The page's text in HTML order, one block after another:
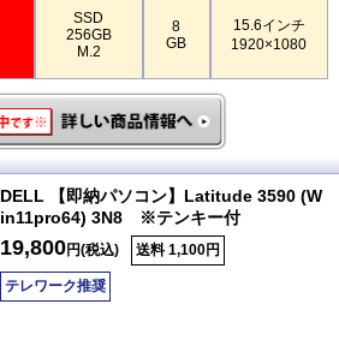
SSD
256GB
M.2
8
GB
15.6インチ
1920×1080
DELL 【即納パソコン】Latitude 3590 (W
in11pro64) 3N8 ※テンキー付
19,800円(税込) 送料 1,100円
テレワーク推奨